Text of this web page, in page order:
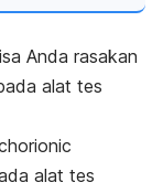
Anda rasakan
alat tes
alat tes